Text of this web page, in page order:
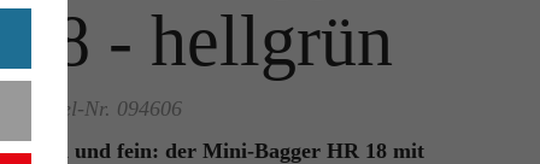
18 - hellgrün
Artikel-Nr. 094606
Klein und fein: der Mini-Bagger HR 18 mit